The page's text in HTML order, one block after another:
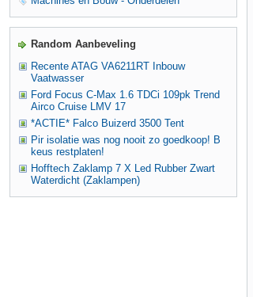
Random Aanbeveling
Recente ATAG VA6211RT Inbouw
Vaatwasser
Ford Focus C-Max 1.6 TDCi 109pk Trend
Airco Cruise LMV 17
*ACTIE* Falco Buizerd 3500 Tent
Pir isolatie was nog nooit zo goedkoop! B
keus restplaten!
Hofftech Zaklamp 7 X Led Rubber Zwart
Waterdicht (Zaklampen)